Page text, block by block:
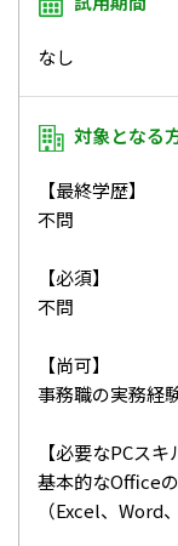
なし
対象となる
【最終学歴】
不問
【必須】
不問
【尚可】
事務職の実務経
【必要なPCスキ
基本的なOffice
（Excel、Word